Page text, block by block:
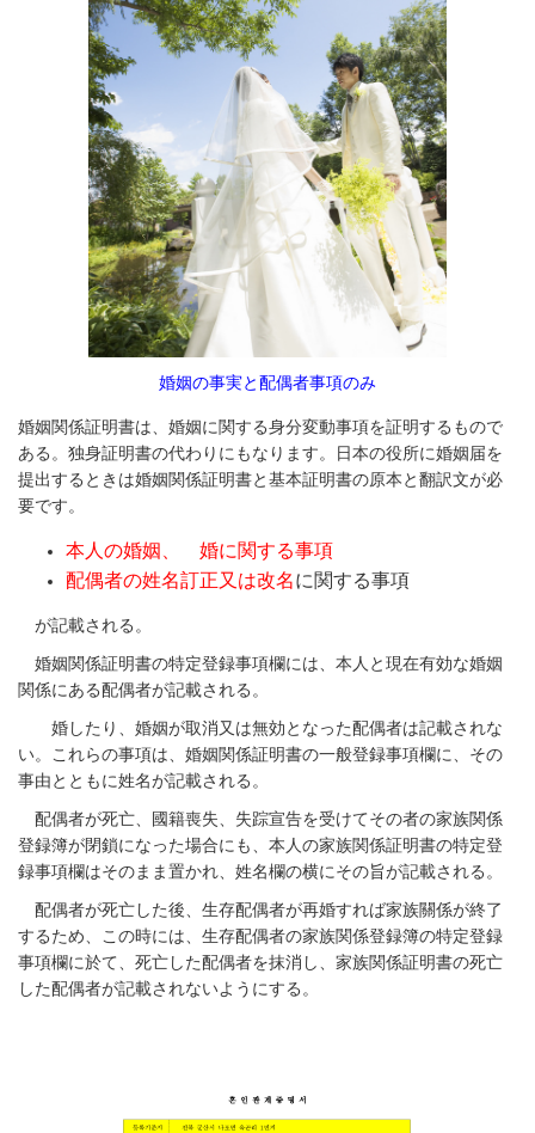
婚姻の事実と配偶者事項のみ
婚姻関係証明書は、婚姻に関する身分変動事項を証明するもので
ある。独身証明書の代わりにもなります。日本の役所に婚姻届を
提出するときは婚姻関係証明書と基本証明書の原本と翻訳文が必
要です。
本人の婚姻、離婚に関する事項
配偶者の姓名訂正又は改名に関する事項
が記載される。
婚姻関係証明書の特定登録事項欄には、本人と現在有効な婚姻
関係にある配偶者が記載される。
離婚したり、婚姻が取消又は無効となった配偶者は記載されな
い。これらの事項は、婚姻関係証明書の一般登録事項欄に、その
事由とともに姓名が記載される。
配偶者が死亡、國籍喪失、失踪宣告を受けてその者の家族関係
登録簿が閉鎖になった場合にも、本人の家族関係証明書の特定登
録事項欄はそのまま置かれ、姓名欄の横にその旨が記載される。
配偶者が死亡した後、生存配偶者が再婚すれば家族關係が終了
するため、この時には、生存配偶者の家族関係登録簿の特定登録
事項欄に於て、死亡した配偶者を抹消し、家族関係証明書の死亡
した配偶者が記載されないようにする。